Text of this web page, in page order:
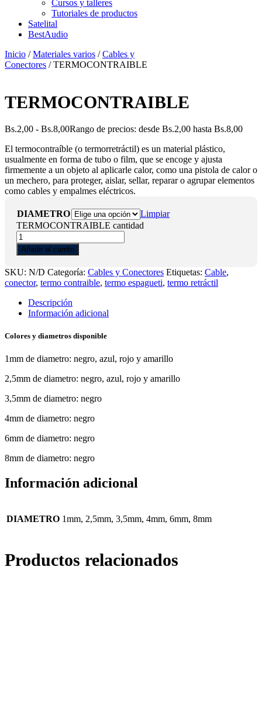
Cursos y talleres
Tutoriales de productos
Satelital
BestAudio
Inicio /Materiales varios /Cables y
Conectores / TERMOCONTRAIBLE
TERMOCONTRAIBLE
Bs.2,00 - Bs.8,00Rango de precios: desde Bs.2,00 hasta Bs.8,00
El termocontraíble (o termorretráctil) es un material plástico,
usualmente en forma de tubo o film, que se encoge y ajusta
firmemente a un objeto al aplicarle calor, como una pistola de calor o
un mechero, para proteger, aislar, sellar, reparar o agrupar elementos
como cables y empalmes eléctricos.
DIAMETRO
Limpiar
TERMOCONTRAIBLE cantidad
Añadir al carrito
SKU: N/D Categoría: Cables y Conectores Etiquetas: Cable,
conector, termo contraible, termo espagueti, termo retráctil
Descripción
Información adicional
Colores y diametros disponible
1mm de diametro: negro, azul, rojo y amarillo
2,5mm de diametro: negro, azul, rojo y amarillo
3,5mm de diametro: negro
4mm de diametro: negro
6mm de diametro: negro
8mm de diametro: negro
Información adicional
DIAMETRO 1mm, 2,5mm, 3,5mm, 4mm, 6mm, 8mm
Productos relacionados